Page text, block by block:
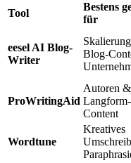
Tool
Bestens
für
eesel AI Blog-
Writer
Blog-
ProWritingAid
Autoren &
Langform-
Content
Wordtune
Kreatives